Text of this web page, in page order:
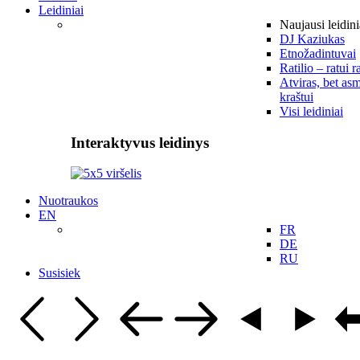
Leidiniai
Naujausi
DJ Kaziukas
Etnožadintuvai
Ratilio – ratui
Atviras, bet
kraštui
Visi leidiniai
Interaktyvus leidinys
Nuotraukos
EN
FR
DE
RU
Susisiek